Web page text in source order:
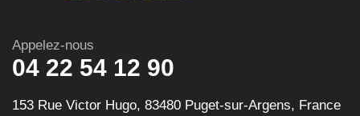
Appelez-nous
04 22 54 12 90
153 Rue Victor Hugo, 83480 Puget-sur-Argens, France